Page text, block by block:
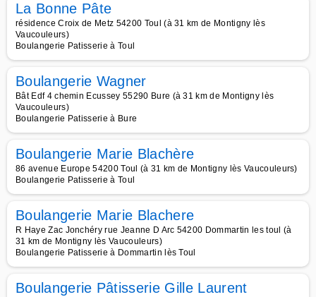
La Bonne Pâte
résidence Croix de Metz 54200 Toul (à 31 km de Montigny lès
Vaucouleurs)
Boulangerie Patisserie à Toul
Boulangerie Wagner
Bât Edf 4 chemin Ecussey 55290 Bure (à 31 km de Montigny lès
Vaucouleurs)
Boulangerie Patisserie à Bure
Boulangerie Marie Blachère
86 avenue Europe 54200 Toul (à 31 km de Montigny lès Vaucouleurs)
Boulangerie Patisserie à Toul
Boulangerie Marie Blachere
R Haye Zac Jonchéry rue Jeanne D Arc 54200 Dommartin les toul (à
31 km de Montigny lès Vaucouleurs)
Boulangerie Patisserie à Dommartin lès Toul
Boulangerie Pâtisserie Gille Laurent